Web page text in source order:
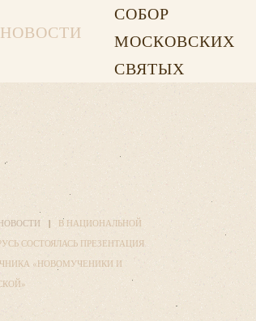
НОВОСТИ
СОБОР
МОСКОВСКИХ
СВЯТЫХ
В НАЦИОНАЛЬНОЙ
СОСТОЯЛАСЬ ПРЕЗЕНТАЦИЯ
«НОВОМУЧЕНИКИ И